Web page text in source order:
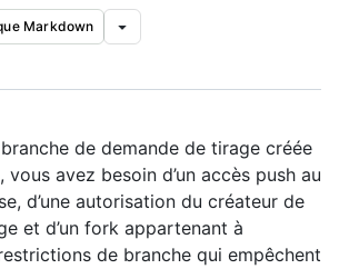
Markdown
de demande de tirage créée
vous avez besoin d’un accès push au
d’une autorisation du créateur de
et d’un fork appartenant à
de branche qui empêchent